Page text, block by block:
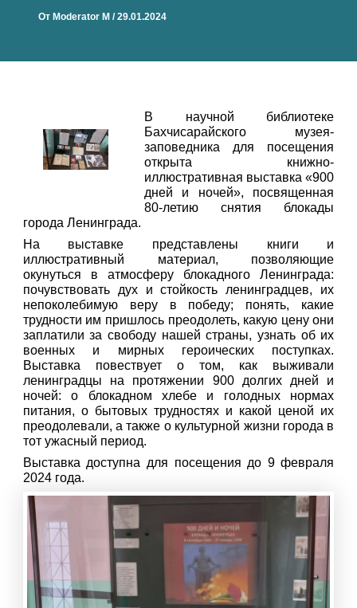
От Moderator M /29.01.2024
В научной библиотеке
Бахчисарайского музея-
заповедника для посещения
открыта книжно-
иллюстративная выставка «900
дней и ночей», посвященная
80-летию снятия блокады
города Ленинграда.
На выставке представлены книги и
иллюстративный материал, позволяющие
окунуться в атмосферу блокадного Ленинграда:
почувствовать дух и стойкость ленинградцев, их
непоколебимую веру в победу; понять, какие
трудности им пришлось преодолеть, какую цену они
заплатили за свободу нашей страны, узнать об их
военных и мирных героических поступках.
Выставка повествует о том, как выживали
ленинградцы на протяжении 900 долгих дней и
ночей: о блокадном хлебе и голодных нормах
питания, о бытовых трудностях и какой ценой их
преодолевали, а также о культурной жизни города в
тот ужасный период.
Выставка доступна для посещения до 9 февраля
2024 года.